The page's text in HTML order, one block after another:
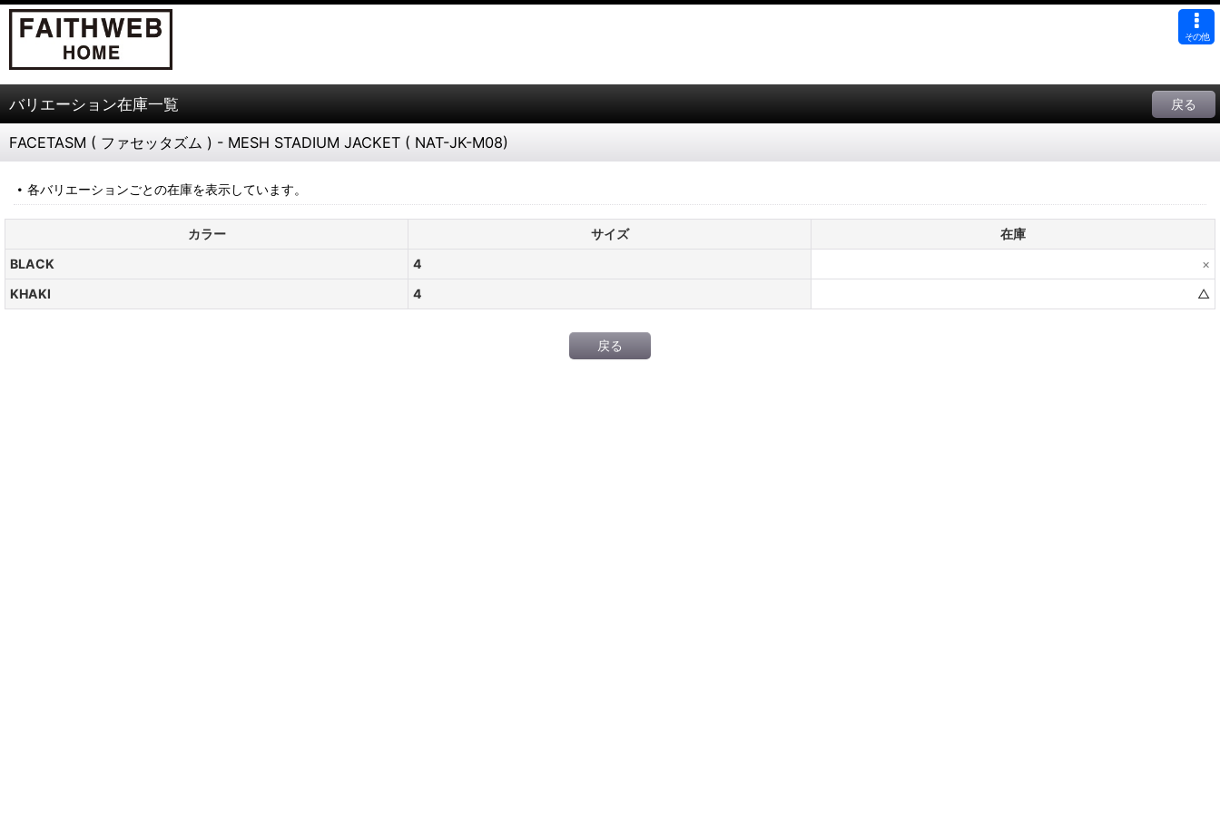
その他
バリエーション在庫一覧 戻る
FACETASM ( ファセッタズム ) - MESH STADIUM JACKET ( NAT-JK-M08)
各バリエーションごとの在庫を表示しています。
カラー サイズ
在庫
BLACK
4
×
KHAKI
4 △
戻る